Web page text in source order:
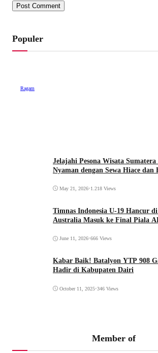
Populer
Ragam
Jelajahi Pesona Wisata
Nyaman dengan Sewa Hiace dan
May 21, 2026•1.218 Views
Timnas Indonesia U-19 Hancur
Australia Masuk ke Final Piala
June 11, 2026•666 Views
Kabar Baik! Batalyon YTP 908
Hadir di Kabupaten Dairi
October 11, 2025•346 Views
Member of